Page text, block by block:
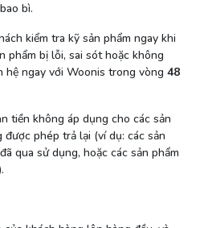
bì.
kiểm tra kỹ sản phẩm ngay khi
phẩm bị lỗi, sai sót hoặc không
ngay với Woonis trong vòng 48
tiền không áp dụng cho các sản
phép trả lại (ví dụ: các sản
qua sử dụng, hoặc các sản phẩm